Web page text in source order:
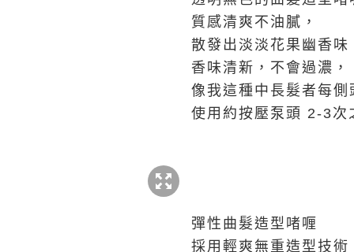
質感清爽不油膩，
散發出淡淡花果幽香味
香味清新，不會過濃，
像我這種中長髮者每側
使用約按壓泵頭 2-3次
彈性曲髮造型啫喱
採用輕爽無重造型技術